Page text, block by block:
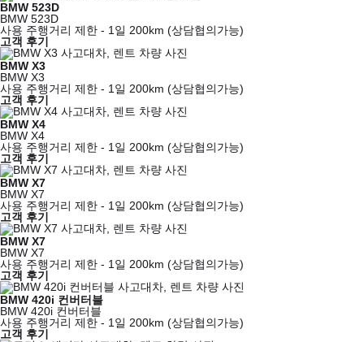
BMW 523D
BMW 523D
사용 주행거리 제한 - 1일 200km (상담협의가능)
고객 후기
BMW X3
BMW X3
사용 주행거리 제한 - 1일 200km (상담협의가능)
고객 후기
BMW X4
BMW X4
사용 주행거리 제한 - 1일 200km (상담협의가능)
고객 후기
BMW X7
BMW X7
사용 주행거리 제한 - 1일 200km (상담협의가능)
고객 후기
BMW X7
BMW X7
사용 주행거리 제한 - 1일 200km (상담협의가능)
고객 후기
BMW 420i 컨버터블
BMW 420i 컨버터블
사용 주행거리 제한 - 1일 200km (상담협의가능)
고객 후기